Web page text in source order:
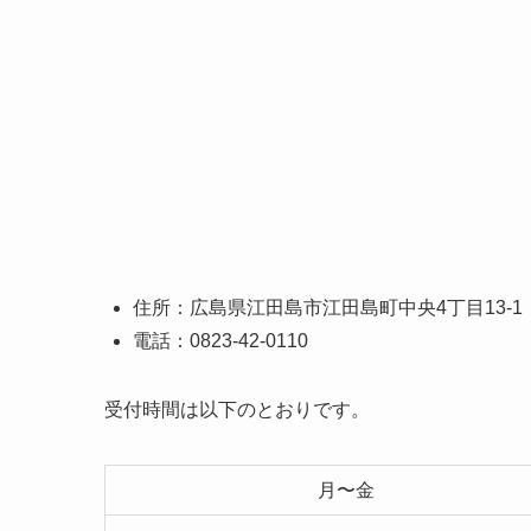
住所：広島県江田島市江田島町中央4丁目13-1
電話：0823-42-0110
受付時間は以下のとおりです。
月〜金